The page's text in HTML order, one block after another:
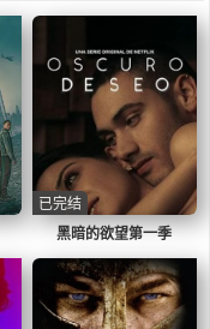
黑暗的欲望第一季
已完结